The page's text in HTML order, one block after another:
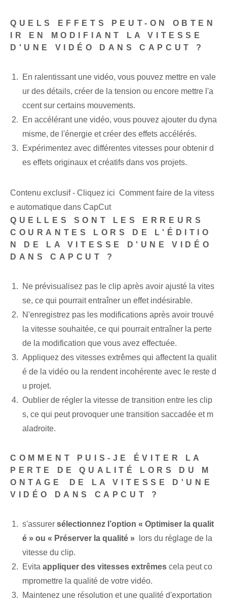
QUELS EFFETS PEUT-ON OBTEN
IR EN MODIFIANT LA VITESSE
D'UNE VIDÉO DANS CAPCUT ?
En ralentissant une vidéo, vous pouvez mettre en vale
ur des détails, créer de la tension ou encore mettre l'a
ccent sur certains mouvements.
En accélérant une vidéo, vous pouvez ajouter du dyna
misme, de l'énergie et créer des effets accélérés.
Expérimentez avec différentes vitesses pour obtenir d
es effets originaux et créatifs dans vos projets.
Contenu exclusif - Cliquez ici Comment faire de la vitess
e automatique dans CapCut
QUELLES SONT LES ERREURS
COURANTES LORS DE L'ÉDITIO
N DE LA VITESSE D'UNE VIDÉO
DANS CAPCUT ?
Ne prévisualisez pas le clip après avoir ajusté la vites
se, ce qui pourrait entraîner un effet indésirable.
N'enregistrez pas les modifications après avoir trouvé
la vitesse souhaitée, ce qui pourrait entraîner la perte
de la modification que vous avez effectuée.
Appliquez des vitesses extrêmes qui affectent la qualit
é de la vidéo ou la rendent incohérente avec le reste d
u projet.
Oublier de régler la vitesse de transition entre les clip
s, ce qui peut provoquer une transition saccadée et m
aladroite.
COMMENT PUIS-JE ÉVITER LA ⁣
PERTE DE QUALITÉ LORS DU M
ONTAGE⁢ DE LA VITESSE D'UNE
VIDÉO DANS CAPCUT ?
s'assurer sélectionnez l’option « Optimiser la qualit
é » ‌ou « Préserver la qualité » ‍ lors du réglage de la
vitesse du clip.
Evita appliquer des vitesses extrêmes cela peut co
mpromettre la qualité de votre vidéo.
Maintenez une résolution et une qualité d'exportation